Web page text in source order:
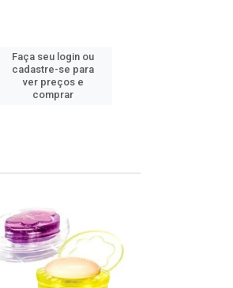
Faça seu login ou
cadastre-se para
ver preços e
comprar